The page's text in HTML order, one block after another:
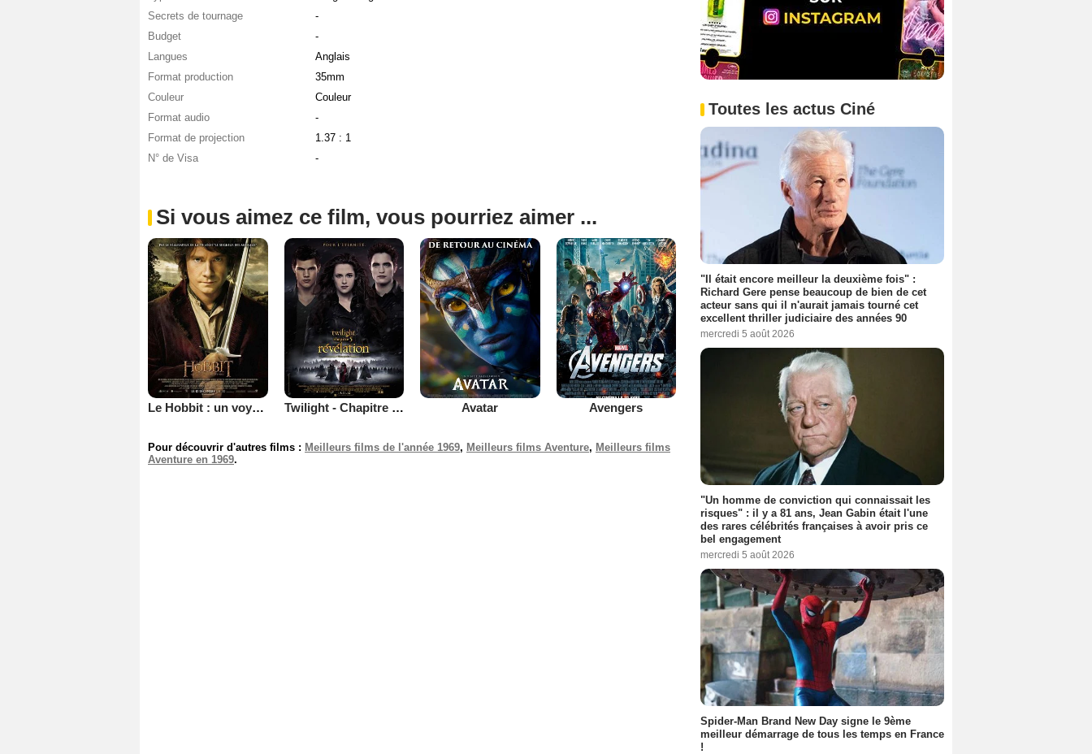
Secrets de tournage
-
Budget
-
Langues
Anglais
Format production
35mm
Couleur
Couleur
Format audio
-
Format de projection
1.37 : 1
N° de Visa
-
Si vous aimez ce film, vous pourriez aimer ...
Le Hobbit : un voyage inattendu Twilight - Chapitre 5 : Révélation 2e partie Avatar Avengers
Pour découvrir d'autres films : Meilleurs films de l'année 1969, Meilleurs films Aventure, Meilleurs films
Aventure en 1969.
Toutes les actus Ciné
"Il était encore meilleur la deuxième fois" :
Richard Gere pense beaucoup de bien de cet
acteur sans qui il n'aurait jamais tourné cet
excellent thriller judiciaire des années 90
mercredi 5 août 2026
"Un homme de conviction qui connaissait les
risques" : il y a 81 ans, Jean Gabin était l'une
des rares célébrités françaises à avoir pris ce
bel engagement
mercredi 5 août 2026
Spider-Man Brand New Day signe le 9ème
meilleur démarrage de tous les temps en France
!